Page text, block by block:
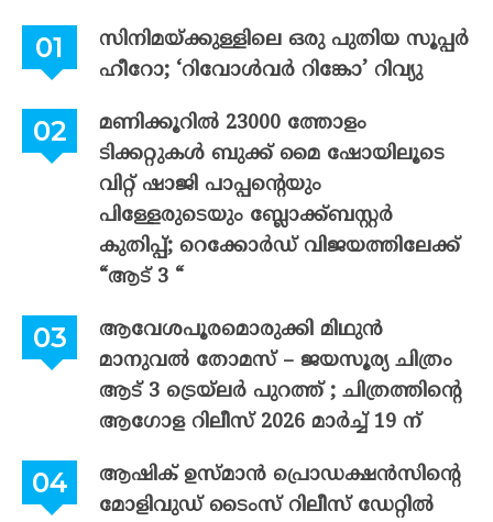
സിനിമയ്ക്കുള്ളിലെ ഒരു പുതിയ സൂപ്പർ
ഹീറോ; ‘റിവോൾവർ റിങ്കോ’ റിവ്യു
മണിക്കൂറിൽ 23000 ത്തോളം
ടിക്കറ്റുകൾ ബുക്ക് മൈ ഷോയിലൂടെ
വിറ്റ് ഷാജി പാപ്പന്റെയും
പിള്ളേരുടെയും ബ്ലോക്ക്ബസ്റ്റർ
കുതിപ്പ്; റെക്കോർഡ് വിജയത്തിലേക്ക്
“ആട് 3 “
ആവേശപൂരമൊരുക്കി മിഥുൻ
മാനുവൽ തോമസ് – ജയസൂര്യ ചിത്രം
ആട് 3 ട്രെയ്‌ലർ പുറത്ത് ; ചിത്രത്തിന്റെ
ആഗോള റിലീസ് 2026 മാർച്ച് 19 ന്
ആഷിക് ഉസ്മാൻ പ്രൊഡക്ഷൻസിന്റെ
മോളിവുഡ് ടൈംസ് റിലീസ് ഡേറ്റിൽ